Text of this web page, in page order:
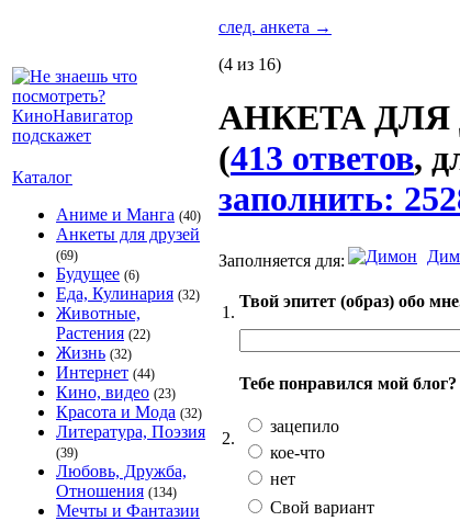
Каталог
Аниме и Манга (40)
Анкеты для друзей
(69)
Будущее (6)
Еда, Кулинария (32)
Животные,
Растения (22)
Жизнь (32)
Интернет (44)
Кино, видео (23)
Красота и Мода (32)
Литература, Поэзия
(39)
Любовь, Дружба,
Отношения (134)
Мечты и Фантазии
след. анкета →
(4 из 16)
АНКЕТА ДЛЯ
(413 ответов,
заполнить:
Заполняется для:
1.
Твой эпитет (образ) обо
2.
Тебе понравился мой блог?
зацепило
кое-что
нет
Свой вариант